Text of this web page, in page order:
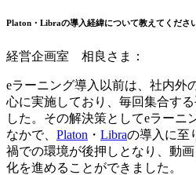
Platon・Libraの導入経緯について教えてください
経営企画室 相良さま：
eラーニング導入以前は、社内外
心に実施しており、毎回集合す
した。その解決策としてeラーニ
なかで、 Platon ・ Libraの導入に至
禍での環境が後押しとなり、動
化を進めることができました。